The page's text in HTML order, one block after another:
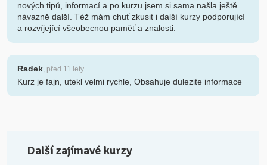
nových tipů, informací a po kurzu jsem si sama našla ještě
návazně další. Též mám chuť zkusit i další kurzy podporující
a rozvíjející všeobecnou paměť a znalosti.
Radek, před 11 lety
Kurz je fajn, utekl velmi rychle, Obsahuje dulezite informace
Další zajímavé kurzy